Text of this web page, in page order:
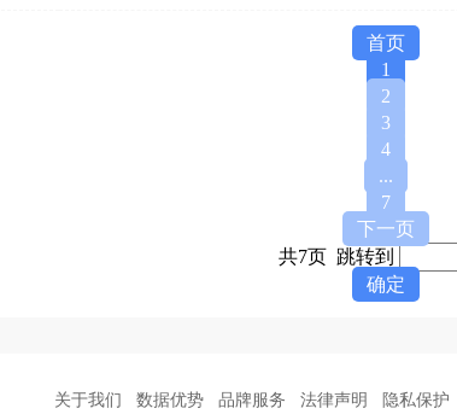
首页
1
2
3
4
...
7
下一页
共7页 跳转到
确定
关于我们 数据优势 品牌服务 法律声明 隐私保护